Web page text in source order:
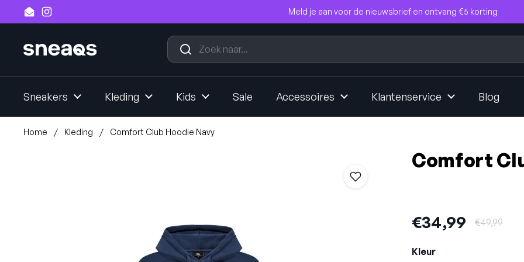
Ga naar content
EmailInstagram
Meld je aan voor de nieuwsbrief en ontvang €5 korting
Sneakers Kleding Kids Sale Accessoires Klantenservice Blog
Home / Kleding / Comfort Club Hoodie Navy
Comfort
€34,99 Normale
€49,99
Kleur